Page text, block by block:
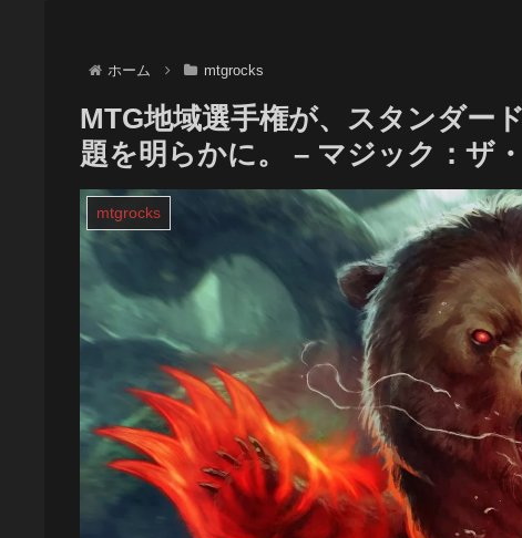
ホーム mtgrocks
MTG地域選手権が、スタンダー
題を明らかに。 – マジック：ザ
mtgrocks